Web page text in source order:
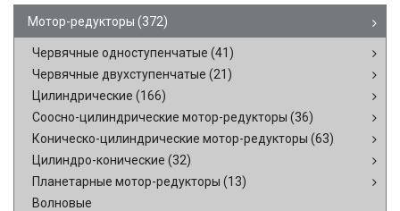
Мотор-редукторы (372)
Червячные одноступенчатые (41)
Червячные двухступенчатые (21)
Цилиндрические (166)
Соосно-цилиндрические мотор-редукторы (36)
Коническо-цилиндрические мотор-редукторы (63)
Цилиндро-конические (32)
Планетарные мотор-редукторы (13)
Волновые